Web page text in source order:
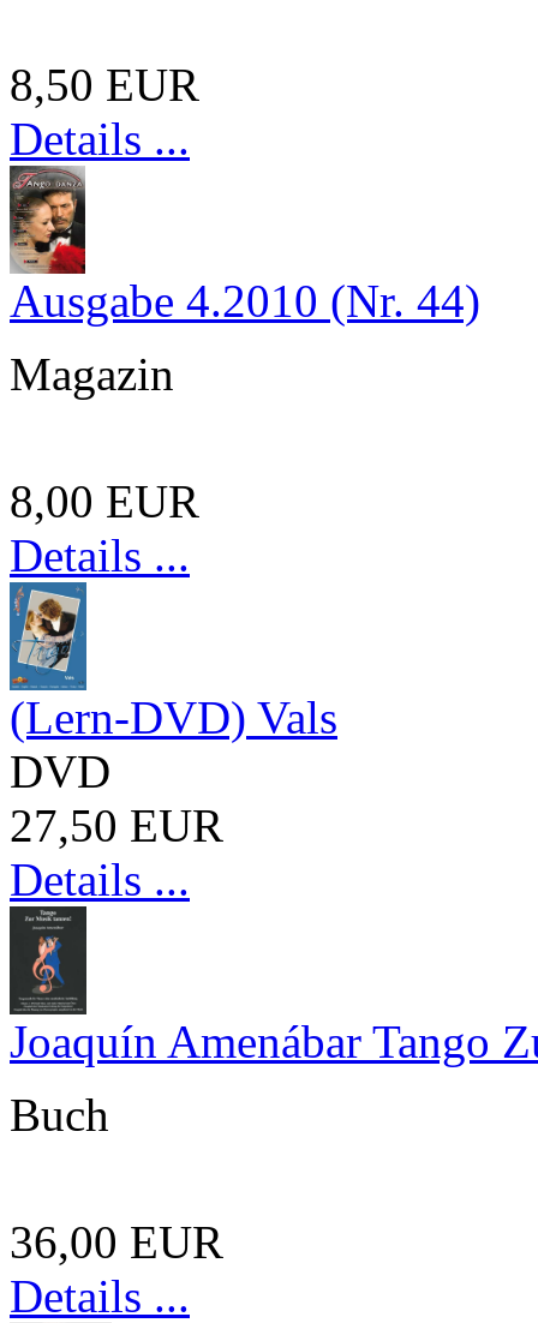
8,50 EUR
Details ...
Ausgabe 4.2010 (Nr. 44)
Magazin
8,00 EUR
Details ...
(Lern-DVD) Vals
DVD
27,50 EUR
Details ...
Joaquín Amenábar Tango
Buch
36,00 EUR
Details ...